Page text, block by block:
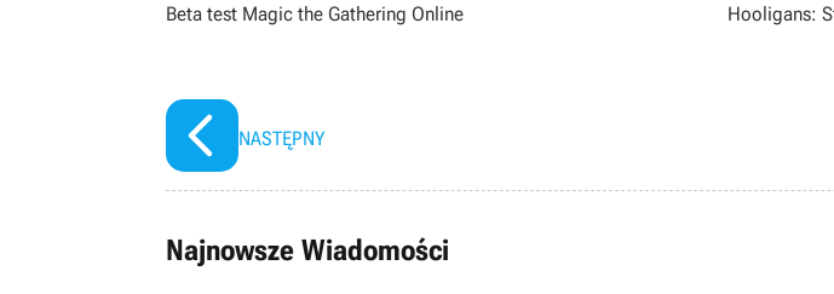
Beta test Magic the Gathering Online
NASTĘPNY
Hooligans:
Najnowsze Wiadomości